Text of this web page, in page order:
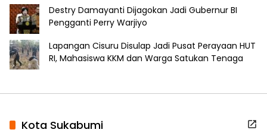
Destry Damayanti Dijagokan Jadi Gubernur BI
Pengganti Perry Warjiyo
Lapangan Cisuru Disulap Jadi Pusat Perayaan HUT
RI, Mahasiswa KKM dan Warga Satukan Tenaga
Kota Sukabumi